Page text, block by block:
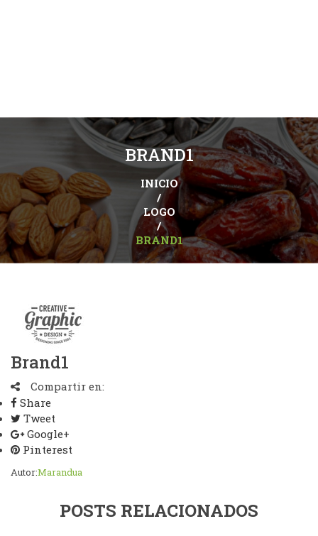
BRAND1
INICIO
/
LOGO
/
BRAND1
Brand1
Compartir en:
Share
Tweet
Google+
Pinterest
Autor:Marandua
POSTS RELACIONADOS